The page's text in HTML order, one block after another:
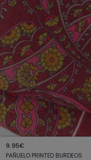
9.95€
PAÑUELO PRINTED BURDEOS